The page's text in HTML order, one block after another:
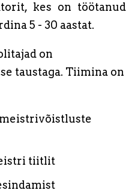
kes on töötanud
5 - 30 aastat.
on
taustaga. Tiimina on
tiitlit